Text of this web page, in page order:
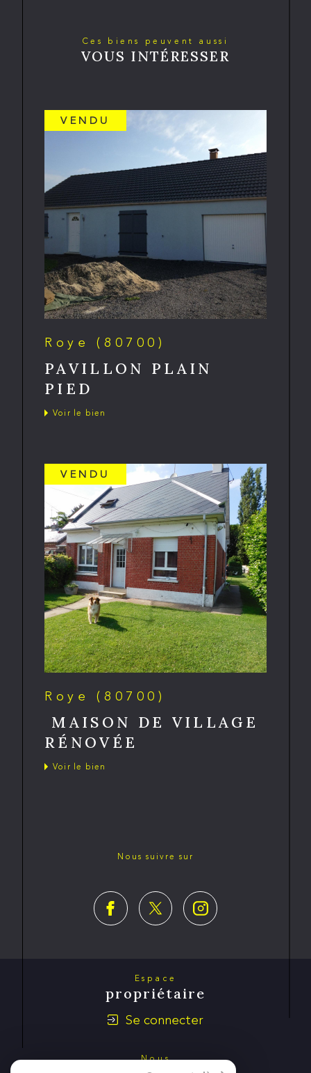
Ces biens peuvent aussi
VOUS INTÉRESSER
VENDU
Roye (80700)
PAVILLON PLAIN
PIED
Voir le bien
VENDU
Roye (80700)
MAISON DE VILLAGE
RÉNOVÉE
Voir le bien
Nous suivre sur
Espace
propriétaire
Se connecter
Nous